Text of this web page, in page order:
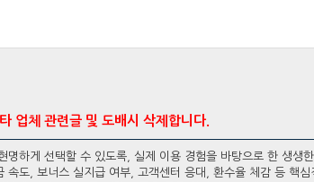
업체 관련글 및 도배시 삭제합니다.
하게 선택할 수 있도록, 실제 이용 경험을 바탕으로 한 생생
도, 보너스 실지급 여부, 고객센터 응대, 환수율 체감 등 핵심